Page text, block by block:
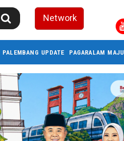
Network
PALEMBANG UPDATE PAGARALAM MAJU